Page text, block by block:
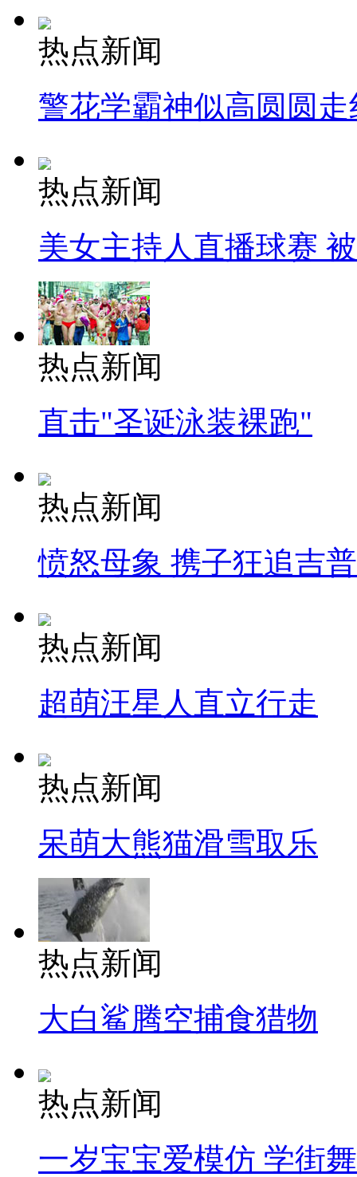
热点新闻
警花学霸神似高圆圆走
热点新闻
美女主持人直播球赛
热点新闻
直击"圣诞泳装裸跑"
热点新闻
愤怒母象 携子狂追吉
热点新闻
超萌汪星人直立行走
热点新闻
呆萌大熊猫滑雪取乐
热点新闻
大白鲨腾空捕食猎物
热点新闻
一岁宝宝爱模仿 学街